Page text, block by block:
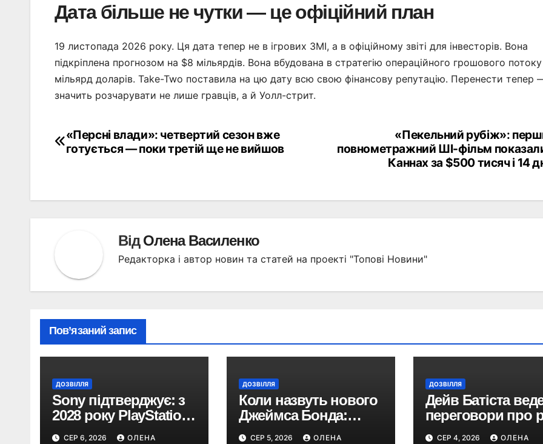
Дата більше не чутки — це офіційний план
19 листопада 2026 року. Ця дата тепер не в ігрових ЗМІ, а в офіційному звіті для інвесторів. Вона
підкріплена прогнозом на $8 мільярдів. Вона вбудована в стратегію операційного грошового
мільярд доларів. Take-Two поставила на цю дату всю свою фінансову репутацію. Перенести тепер
значить розчарувати не лише гравців, а й Уолл-стрит.
Навігація
«Пекельний рубіж»:
повнометражний ШІ-фільм
Каннах за $500 тисяч і 14
«Персні влади»: четвертий сезон вже
готується — поки третій ще не вийшов
ВідОлена Василенко
Редакторка і автор новин та статей на проекті "Топові Новини"
Пов’язаний запис
ДОЗВІЛЛЯ
Sony підтверджує: з
2028 року PlayStation
перейде виключно
СЕР 6, 2026 ОЛЕНА
ДОЗВІЛЛЯ
Коли назвуть нового
Джеймса Бонда:
продюсери
СЕР 5, 2026 ОЛЕНА
ДОЗВІЛЛЯ
Дейв Батіста
переговори про
Кратоса в серіалі
СЕР 4, 2026 ОЛЕНА